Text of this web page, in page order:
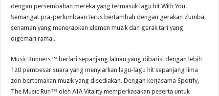
dengan persembahan mereka yang termasuk lagu hit With You.
Semangat pra-perlumbaan terus bertambah dengan gerakan Zumba,
senaman yang menerapkan elemen muzik dan gerak tari yang
digemari ramai.
Music Runners™ berlari sepanjang laluan yang dibarisi dengan lebih
120 pembesar suara yang menyiarkan lagu-lagu hit sepanjang lima
zon bertemakan muzik yang disediakan. Dengan kerjasama Spotify,
The Music Run™ oleh AIA Vitality memperkasakan peserta untuk